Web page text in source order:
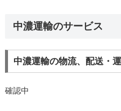
中濃運輸のサービス
中濃運輸の物流、配送・
確認中